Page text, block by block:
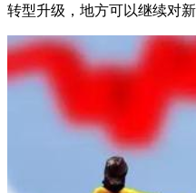
转型升级，地方可以继续对